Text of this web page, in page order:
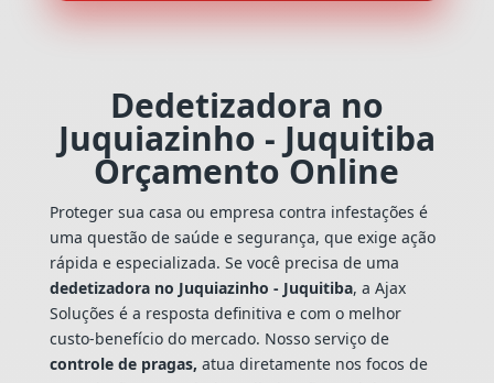
Dedetizadora no
Juquiazinho - Juquitiba
Orçamento Online
Proteger sua casa ou empresa contra infestações é
uma questão de saúde e segurança, que exige ação
rápida e especializada. Se você precisa de uma
dedetizadora no Juquiazinho - Juquitiba, a Ajax
Soluções é a resposta definitiva e com o melhor
custo-benefício do mercado. Nosso serviço de
controle de pragas, atua diretamente nos focos de